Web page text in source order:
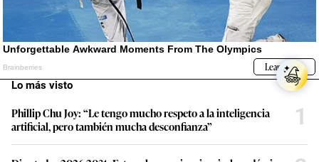
Lo más visto
Phillip Chu Joy: “Le tengo mucho respeto a la inteligencia
artificial, pero también mucha desconfianza”
1